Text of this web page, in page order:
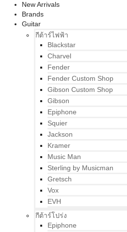
New Arrivals
Brands
Guitar
กีต้าร์ไฟฟ้า
Blackstar
Charvel
Fender
Fender Custom Shop
Gibson Custom Shop
Gibson
Epiphone
Squier
Jackson
Kramer
Music Man
Sterling by Musicman
Gretsch
Vox
EVH
กีต้าร์โปร่ง
Epiphone